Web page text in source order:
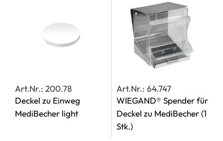
Art.Nr.: 200.78
Deckel zu Einweg
MediBecher light
Art.Nr.: 64.747
WIEGAND® Spender für
Deckel zu MediBecher(1
Stk.)